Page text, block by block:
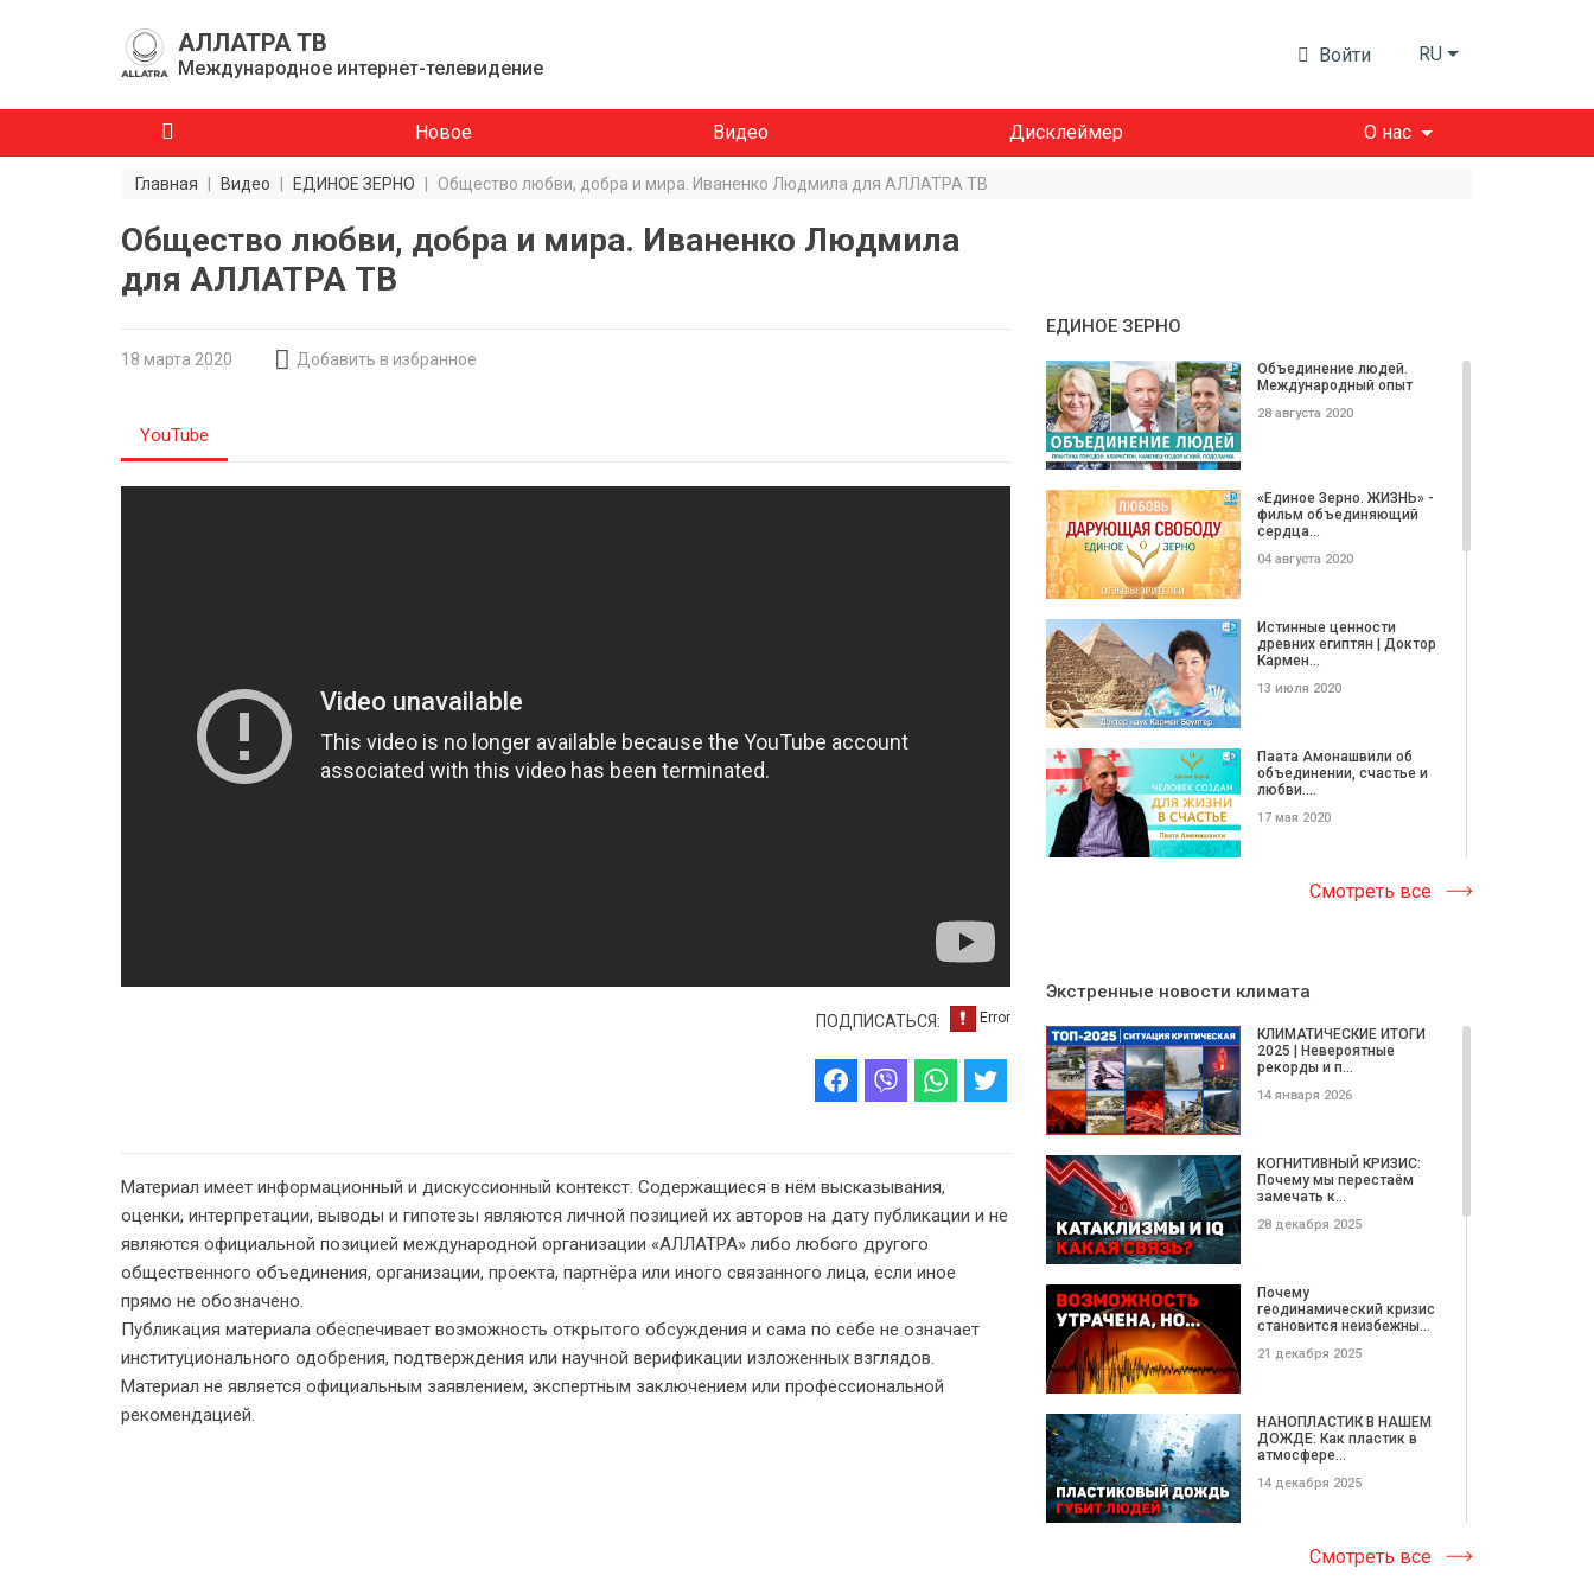
АЛЛАТРА ТВ
Международное интернет-телевидение
Войти RU
Новое Видео Дисклеймер О нас
Главная Видео ЕДИНОЕ ЗЕРНО Общество любви, добра и мира. Иваненко Людмила для АЛЛАТРА ТВ
Общество любви, добра и мира. Иваненко Людмила
для АЛЛАТРА ТВ
18 мартa 2020 Добавить в избранное
YouTube
ПОДПИСАТЬСЯ:
Материал имеет информационный и дискуссионный контекст. Содержащиеся в нём высказывания,
оценки, интерпретации, выводы и гипотезы являются личной позицией их авторов на дату публикации и не
являются официальной позицией международной организации «АЛЛАТРА» либо любого другого
общественного объединения, организации, проекта, партнёра или иного связанного лица, если иное
прямо не обозначено.
Публикация материала обеспечивает возможность открытого обсуждения и сама по себе не означает
институционального одобрения, подтверждения или научной верификации изложенных взглядов.
Материал не является официальным заявлением, экспертным заключением или профессиональной
рекомендацией.
ЕДИНОЕ ЗЕРНО
Объединение людей.
Международный опыт
28 августа 2020
«Единое Зерно. ЖИЗНЬ» -
фильм объединяющий
сердца...
04 августа 2020
Истинные ценности
древних египтян | Доктор
Кармен...
13 июля 2020
Паата Амонашвили об
объединении, счастье и
любви....
17 мая 2020
Дизайнер Руслана
Верлос. Одежда со
Международной научно-
практической...
09 февраля 2020
мир становится лучше.
Рашид,...
21 января 2020
ЗЕРНО». Международная
встре...
23 декабря 2019
это чувство, в котором
ты...
17 ноября 2019
кинофорум «Золотой
Витязь», «ЗА НРАВ...
Смотреть все
Экстренные новости климата
КЛИМАТИЧЕСКИЕ ИТОГИ
2025 | Невероятные
рекорды и п...
14 января 2026
КОГНИТИВНЫЙ КРИЗИС:
Почему мы перестаём
замечать к...
28 декабря 2025
Почему
геодинамический кризис
становится неизбежны...
21 декабря 2025
НАНОПЛАСТИК В НАШЕМ
ДОЖДЕ: Как пластик в
атмосфере...
14 декабря 2025
Катастрофические
ОПОЛЗНИ этой недели |
Смотреть все